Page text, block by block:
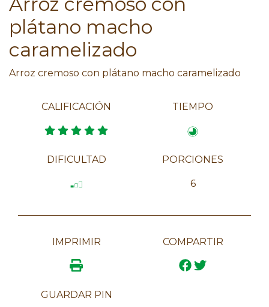
plátano macho
caramelizado
Arroz cremoso con plátano macho caramelizado
CALIFICACIÓN TIEMPO
DIFICULTAD PORCIONES
6
IMPRIMIR COMPARTIR
GUARDAR PIN